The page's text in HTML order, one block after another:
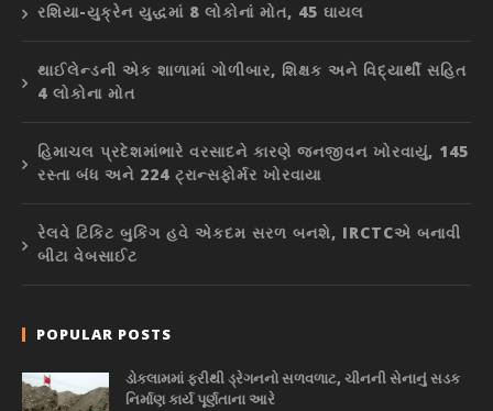
રશિયા-યુક્રેન યુદ્ધમાં 8 લોકોનાં મોત, 45 ઘાયલ
થાઈલેન્ડની એક શાળામાં ગોળીબાર, શિક્ષક અને વિદ્યાર્થી સહિત
4 લોકોના મોત
હિમાચલ પ્રદેશમાંભારે વરસાદને કારણે જનજીવન ખોરવાયું, 145
રસ્તા બંધ અને 224 ટ્રાન્સફોર્મર ખોરવાયા
રેલવે ટિકિટ બુકિંગ હવે એકદમ સરળ બનશે, IRCTCએ બનાવી
બીટા વેબસાઈટ
POPULAR POSTS
ડોકલામમાં ફરીથી ડ્રેગનનો સળવળાટ, ચીનની સેનાનું સડક
નિર્માણ કાર્ય પૂર્ણતાના આરે